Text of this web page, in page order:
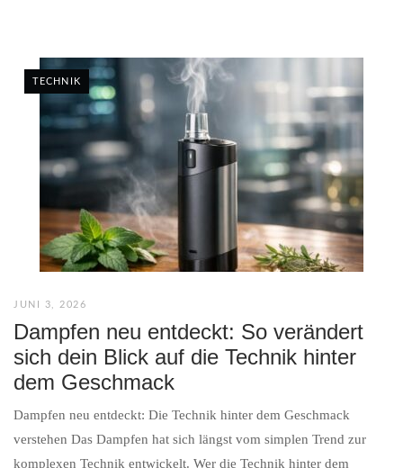
TECHNIK
JUNI 3, 2026
Dampfen neu entdeckt: So verändert
sich dein Blick auf die Technik hinter
dem Geschmack
Dampfen neu entdeckt: Die Technik hinter dem Geschmack
verstehen Das Dampfen hat sich längst vom simplen Trend zur
komplexen Technik entwickelt. Wer die Technik hinter dem